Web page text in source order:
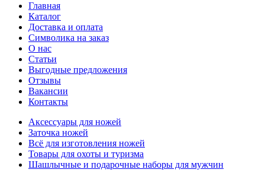
Главная
Каталог
Доставка и оплата
Символика на заказ
О нас
Статьи
Выгодные предложения
Отзывы
Вакансии
Контакты
Аксессуары для ножей
Заточка ножей
Всё для изготовления ножей
Товары для охоты и туризма
Шашлычные и подарочные наборы для мужчин